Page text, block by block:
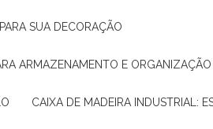
SUA DECORAÇÃO
ARMAZENAMENTO E
CAIXA DE MADEIRA INDUSTRIAL: